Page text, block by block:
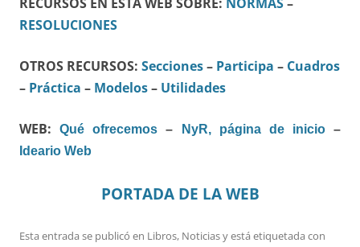
RESOLUCIONES
OTROS RECURSOS: Secciones– Participa – Cuadros
– Práctica – Modelos– Utilidades
WEB:Qué ofrecemos – NyR, página de inicio–
Ideario Web
PORTADA DE LA WEB
Esta entrada se publicó en Libros, Noticiasy está etiquetada con